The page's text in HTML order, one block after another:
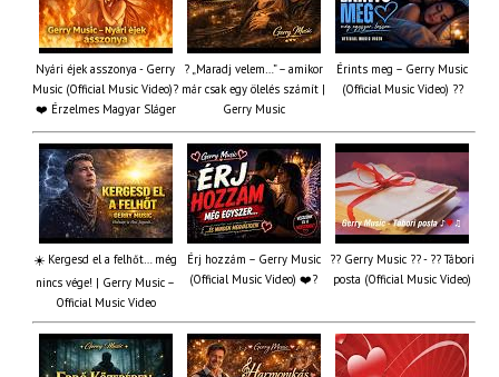
Nyári éjek asszonya - Gerry
Music (Official Music Video)?
❤️ Érzelmes Magyar Sláger
? „Maradj velem…” – amikor
már csak egy ölelés számít |
Gerry Music
Érints meg – Gerry Music
(Official Music Video) ??
☀️ Kergesd el a felhőt… még
nincs vége! | Gerry Music –
Official Music Video
Érj hozzám – Gerry Music
(Official Music Video) ❤️?
?? Gerry Music ?? - ?? Tábori
posta (Official Music Video)